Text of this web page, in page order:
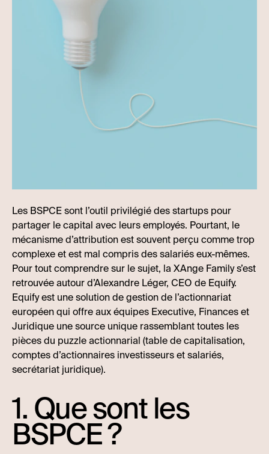
Les BSPCE sont l’outil privilégié des startups pour
partager le capital avec leurs employés. Pourtant, le
mécanisme d’attribution est souvent perçu comme trop
complexe et est mal compris des salariés eux-mêmes.
Pour tout comprendre sur le sujet, la XAnge Family s’est
retrouvée autour d’Alexandre Léger, CEO de Equify.
Equify est une solution de gestion de l’actionnariat
européen qui offre aux équipes Executive, Finances et
Juridique une source unique rassemblant toutes les
pièces du puzzle actionnarial (table de capitalisation,
comptes d’actionnaires investisseurs et salariés,
secrétariat juridique).
1. Que sont les
BSPCE ?